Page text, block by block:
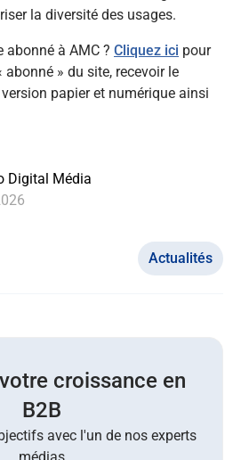
la diversité des usages.
abonné à AMC ? Cliquez ici pour
» du site, recevoir le
papier et numérique ainsi
Digital Média
Actualités
croissance en
B2B
avec l'un de nos experts